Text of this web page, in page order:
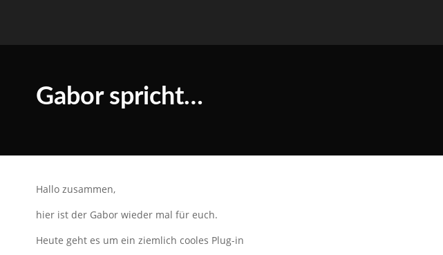
Gabor spricht…
Hallo zusammen,
hier ist der Gabor wieder mal für euch.
Heute geht es um ein ziemlich cooles Plug-in